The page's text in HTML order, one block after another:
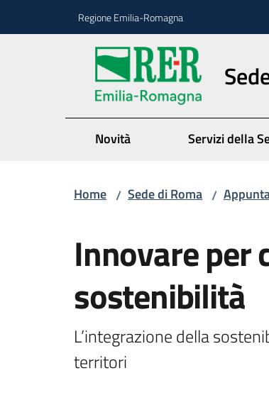
Regione Emilia-Romagna
Novità Servizi della
Home / Sede di Roma /
Innovare per
sostenibilità
L’integrazione della
territori